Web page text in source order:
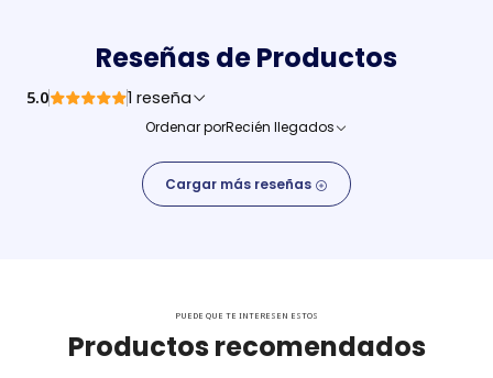
Reseñas de Productos
5.0 1 reseña
Ordenar porRecién llegados
Cargar más reseñas
PUEDE QUE TE INTERESEN ESTOS
Productos recomendados